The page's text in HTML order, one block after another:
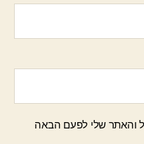
והאתר שלי לפעם הבאה